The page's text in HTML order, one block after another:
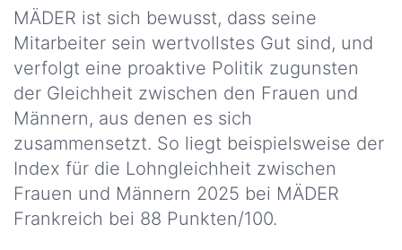
MÄDER ist sich bewusst, dass seine
Mitarbeiter sein wertvollstes Gut sind, und
verfolgt eine proaktive Politik zugunsten
der Gleichheit zwischen den Frauen und
Männern, aus denen es sich
zusammensetzt. So liegt beispielsweise der
Index für die Lohngleichheit zwischen
Frauen und Männern 2025 bei MÄDER
Frankreich bei 88 Punkten/100.